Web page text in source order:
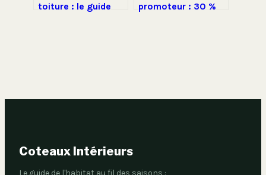
toiture : le guide
promoteur : 30 %
Coteaux Intérieurs
Le guide de l'habitat au fil des saisons :